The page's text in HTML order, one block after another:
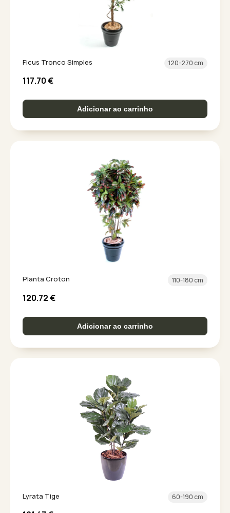
Ficus Tronco Simples 120-270 cm
117.70€
Adicionar ao carrinho
Planta Croton 110-180 cm
120.72€
Adicionar ao carrinho
Lyrata Tige 60-190 cm